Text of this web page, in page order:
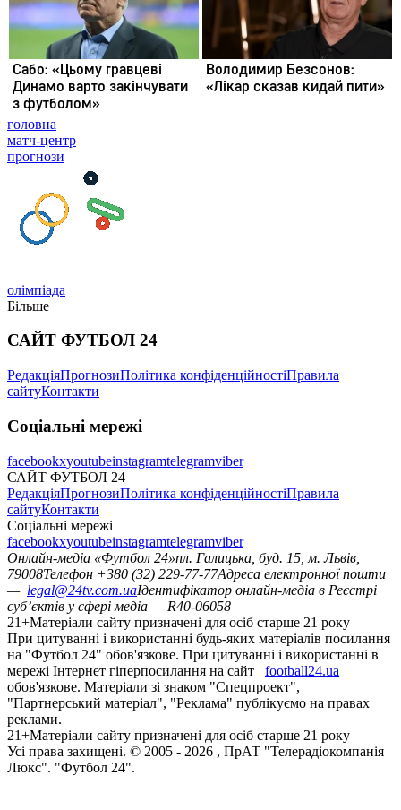
головна
матч-центр
прогнози
олімпіада
Більше
САЙТ ФУТБОЛ 24
РедакціяПрогнозиПолітика конфіденційностіПравила
сайтуКонтакти
Соціальні мережі
facebookxyoutubeinstagramtelegramviber
САЙТ ФУТБОЛ 24
РедакціяПрогнозиПолітика конфіденційностіПравила
сайтуКонтакти
Соціальні мережі
facebookxyoutubeinstagramtelegramviber
Онлайн-медіа «Футбол 24»пл. Галицька, буд. 15, м. Львів,
79008Телефон +380 (32) 229-77-77Адреса електронної пошти
— legal@24tv.com.uaІдентифікатор онлайн-медіа в Реєстрі
суб’єктів у сфері медіа — R40-06058
21+Матеріали сайту призначені для осіб старше 21 року
При цитуванні і використанні будь-яких матеріалів посилання
на "Футбол 24" обов'язкове. При цитуванні і використанні в
мережі Інтернет гіперпосилання на сайт
football24.ua
обов'язкове. Матеріали зі знаком "Спецпроект",
"Партнерський матеріал", "Реклама" публікуємо на правах
реклами.
21+Матеріали сайту призначені для осіб старше 21 року
Усi права захищенi. © 2005 - 2026 , ПрАТ "Телерадіокомпанія
Люкс". "Футбол 24".